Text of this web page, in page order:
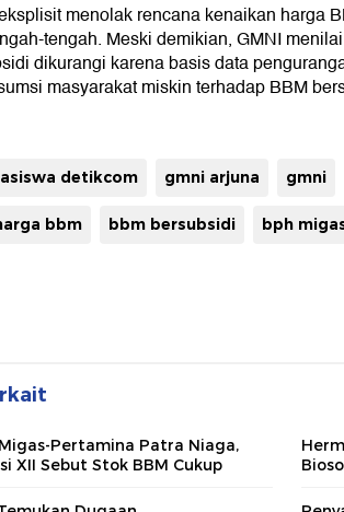
menolak rencana kenaikan harga
tengah. Meski demikian, GMNI
dikurangi karena basis data
masyarakat miskin terhadap BBM
detikcom gmni arjuna gmni
bbm bbm bersubsidi bph
Pertamina Patra Niaga,
XII Sebut Stok BBM Cukup